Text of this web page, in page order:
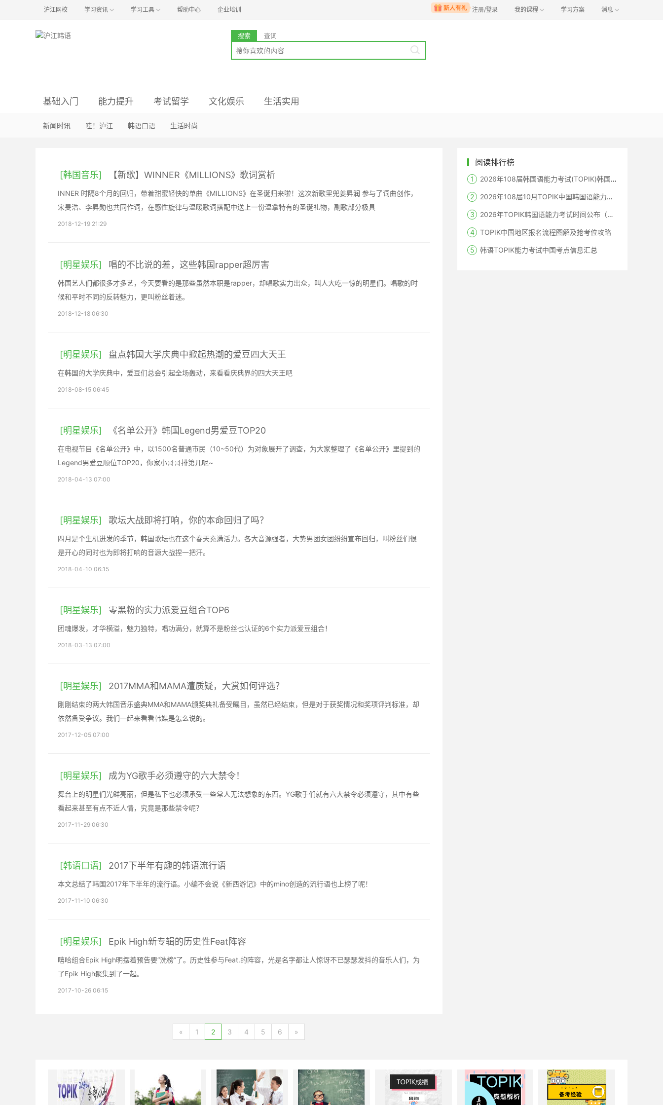
沪江网校 学习资讯 学习工具 帮助中心 企业培训 注册/登录 我的课程 学习方案 消息
搜索 查词
基础入门 能力提升 考试留学 文化娱乐 生活实用
韩语语音 韩语入门 方法经验 词汇句型
语法辨析 韩语阅读 韩语听力 职场韩语
资讯与经验 真题解析 初级备考 中级备考
韩国影视 韩国音乐 明星娱乐 韩国旅游
新闻时讯 哇！沪江 韩语口语 生活时尚
[韩国音乐] 【新歌】WINNER《MILLIONS》歌词赏析
INNER 时隔8个月的回归，带着甜蜜轻快的单曲《MILLIONS》在圣诞归来啦！这次新歌里兜姜昇润 参与了词曲创作，
宋旻浩、李昇勋也共同作词，在感性旋律与温暖歌词搭配中送上一份温拿特有的圣诞礼物，副歌部分极具
2018-12-19 21:29
[明星娱乐] 唱的不比说的差，这些韩国rapper超厉害
韩国艺人们都很多才多艺，今天要看的是那些虽然本职是rapper，却唱歌实力出众，叫人大吃一惊的明星们。唱歌的时
候和平时不同的反转魅力，更叫粉丝着迷。
2018-12-18 06:30
[明星娱乐] 盘点韩国大学庆典中掀起热潮的爱豆四大天王
在韩国的大学庆典中，爱豆们总会引起全场轰动，来看看庆典界的四大天王吧
2018-08-15 06:45
[明星娱乐] 《名单公开》韩国Legend男爱豆TOP20
在电视节目《名单公开》中，以1500名普通市民（10~50代）为对象展开了调查，为大家整理了《名单公开》里提到的
Legend男爱豆顺位TOP20，你家小哥哥排第几呢~
2018-04-13 07:00
[明星娱乐] 歌坛大战即将打响，你的本命回归了吗？
四月是个生机迸发的季节，韩国歌坛也在这个春天充满活力。各大音源强者，大势男团女团纷纷宣布回归，叫粉丝们很
是开心的同时也为即将打响的音源大战捏一把汗。
2018-04-10 06:15
[明星娱乐] 零黑粉的实力派爱豆组合TOP6
团魂爆发，才华横溢，魅力独特，唱功满分，就算不是粉丝也认证的6个实力派爱豆组合！
2018-03-13 07:00
[明星娱乐] 2017MMA和MAMA遭质疑，大赏如何评选？
刚刚结束的两大韩国音乐盛典MMA和MAMA颁奖典礼备受瞩目，虽然已经结束，但是对于获奖情况和奖项评判标准，却
依然备受争议。我们一起来看看韩媒是怎么说的。
2017-12-05 07:00
[明星娱乐] 成为YG歌手必须遵守的六大禁令！
舞台上的明星们光鲜亮丽，但是私下也必须承受一些常人无法想象的东西。YG歌手们就有六大禁令必须遵守，其中有些
看起来甚至有点不近人情，究竟是那些禁令呢？
2017-11-29 06:30
[韩语口语] 2017下半年有趣的韩语流行语
本文总结了韩国2017年下半年的流行语。小编不会说《新西游记》中的mino创造的流行语也上榜了呢！
2017-11-10 06:30
[明星娱乐] Epik High新专辑的历史性Feat阵容
嘻哈组合Epik High明摆着预告要“洗榜”了。历史性参与Feat.的阵容，光是名字都让人惊讶不已瑟瑟发抖的音乐人们，为
了Epik High聚集到了一起。
2017-10-26 06:15
« 1 2 3 4 5 6 »
阅读排行榜
2026年108届韩国语能力考试(TOPIK)韩国报名时间
2026年108届10月TOPIK中国韩国语能力考试报名时间考点
2026年TOPIK韩国语能力考试时间公布（笔试+机考+口语）
TOPIK中国地区报名流程图解及抢考位攻略
韩语TOPIK能力考试中国考点信息汇总